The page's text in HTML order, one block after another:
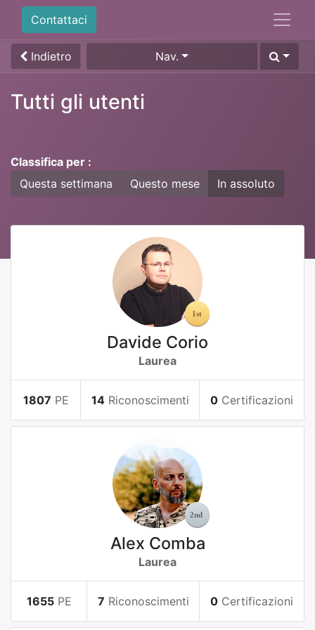
Contattaci
Indietro Nav.
Tutti gli utenti
Classifica per :
Questa settimana
Questo mese In assoluto
Davide Corio
Laurea
1807 PE 14 Riconoscimenti 0 Certificazioni
Alex Comba
Laurea
1655 PE 7 Riconoscimenti 0 Certificazioni